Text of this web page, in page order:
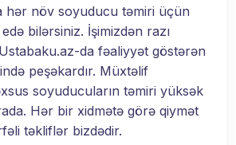
hər növ soyuducu təmiri üçün
bilərsiniz. İşimizdən razı
Ustabaku.az-da fəaliyyət göstərən
peşəkardır. Müxtəlif
soyuducuların təmiri yüksək
Hər bir xidmətə görə qiymət
təkliflər bizdədir.